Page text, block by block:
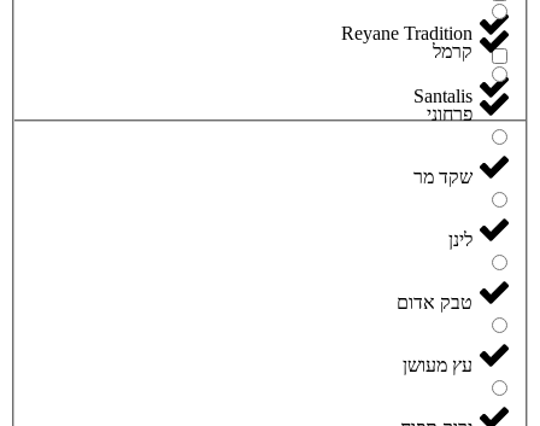
Reyane Tradition
Santalis
קרמל
פרחוני
שקד מר
לינן
טבק אדום
עץ מעושן